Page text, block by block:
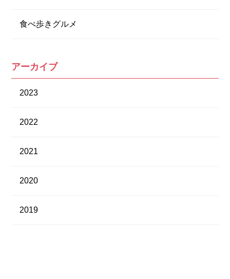
食べ歩きグルメ
アーカイブ
2023
2022
2021
2020
2019